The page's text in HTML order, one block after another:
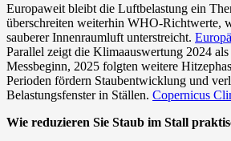
Europaweit bleibt die Luftbelastung ein
überschreiten weiterhin WHO-Richtwerte,
sauberer Innenraumluft unterstreicht.
Parallel zeigt die Klimaauswertung 2024 als
Messbeginn, 2025 folgten weitere
Perioden fördern Staubentwicklung und
Belastungsfenster in Ställen. Copernicus
Wie reduzieren Sie Staub im Stall